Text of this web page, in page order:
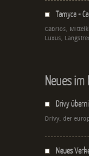
Tamyca -
Cabrios,
Luxus,
Neues im
Drivy
Drivy, der
Neues